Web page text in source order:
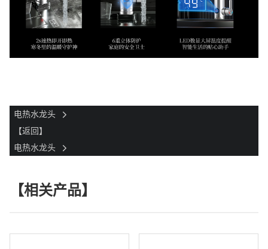
电热水龙头
【返回】
电热水龙头
【相关产品】